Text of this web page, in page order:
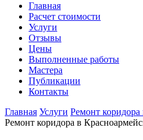
Главная
Расчет стоимости
Услуги
Отзывы
Цены
Выполненные работы
Мастера
Публикации
Контакты
Главная Услуги Ремонт
Ремонт коридора в